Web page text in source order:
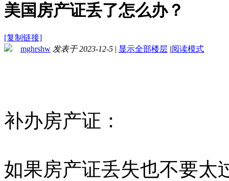
美国房产证丢了怎么办？
[复制链接]
mghrshw 发表于 2023-12-5 | 显示全部楼层 |阅读模式
补办房产证：
如果房产证丢失也不要太